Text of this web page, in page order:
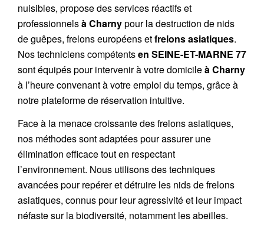
nuisibles, propose des services réactifs et
professionnelsà Charnypour la destruction de nids
de guêpes, frelons européensetfrelons asiatiques.
Nos techniciens compétentsen SEINE-ET-MARNE 77
sont équipés pour intervenir à votre domicileà Charny
à l’heure convenant à votre emploi du temps, grâce à
notre plateforme de réservation intuitive.
Face à la menace croissante des frelons asiatiques,
nos méthodes sont adaptées pour assurer une
élimination efficace tout en respectant
l’environnement. Nous utilisons des techniques
avancées pour repérer et détruire les nids defrelons
asiatiques, connus pour leur agressivité et leur impact
néfaste sur la biodiversité, notamment les abeilles.